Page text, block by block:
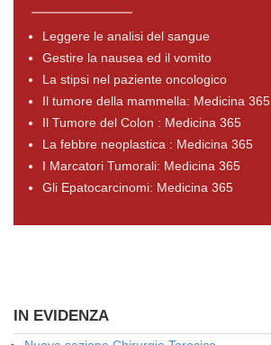
Leggere le analisi del sangue
Gestire la nausea ed il vomito
La stipsi nel paziente oncologico
Il tumore della mammella: Medicina 365
Il Tumore del Colon : Medicina 365
La febbre neoplastica : Medicina 365
I Marcatori Tumorali: Medicina 365
Gli Epatocarcinomi: Medicina 365
IN EVIDENZA